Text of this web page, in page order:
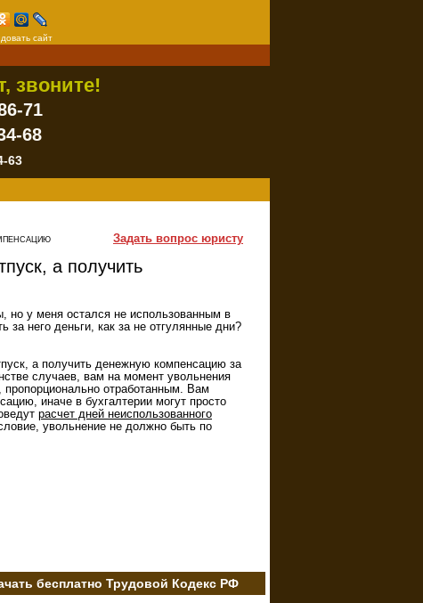
сайт
звоните!
71
68
63
Задать вопрос юристу
а получить
но у меня остался не использованным в
за него деньги, как за не отгулянные дни?
а получить денежную компенсацию за
случаев, вам на момент увольнения
отработанным. Вам
иначе в бухгалтерии могут просто
расчет дней неиспользованного
увольнение не должно быть по
бесплатно Трудовой Кодекс РФ